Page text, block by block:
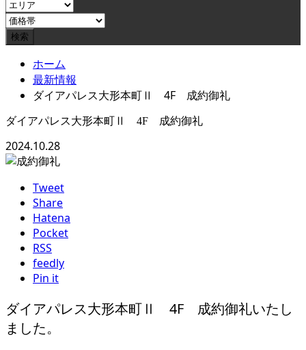
ホーム
最新情報
ダイアパレス大形本町Ⅱ 4F 成約御礼
ダイアパレス大形本町Ⅱ 4F 成約御礼
2024.10.28
Tweet
Share
Hatena
Pocket
RSS
feedly
Pin it
ダイアパレス大形本町Ⅱ 4F 成約御礼いたし
ました。